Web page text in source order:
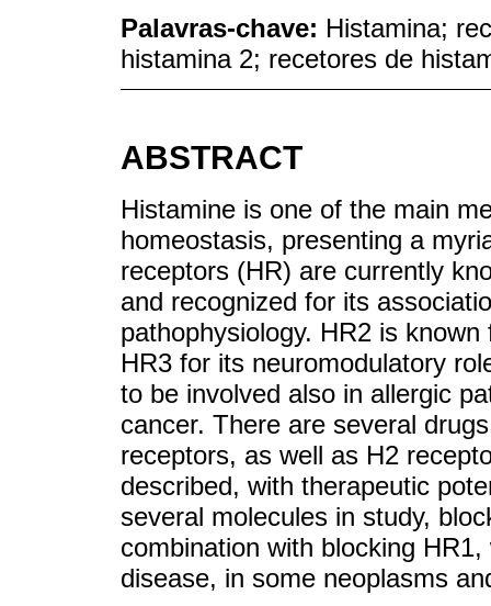
Palavras-chave: Histamina;
histamina 2; recetores de
ABSTRACT
Histamine is one of the main
homeostasis, presenting a
receptors (HR) are currently
and recognized for its
pathophysiology. HR2 is
HR3 for its neuromodulatory
to be involved also in allergic
cancer. There are several
receptors, as well as H2
described, with therapeutic
several molecules in study,
combination with blocking
disease, in some neoplasms